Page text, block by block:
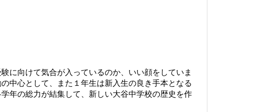
に向けて気合が入っているのか、いい顔をしていま
中心として、また１年生は新入生の良き手本となる
年の総力が結集して、新しい大谷中学校の歴史を作